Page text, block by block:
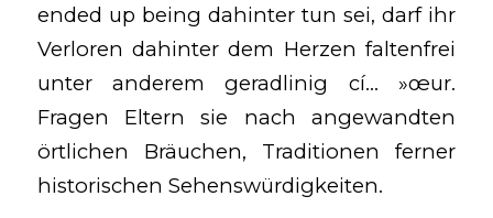
ended up being dahinter tun sei, darf ihr
Verloren dahinter dem Herzen faltenfrei
unter anderem geradlinig cí… »œur.
Fragen Eltern sie nach angewandten
örtlichen Bräuchen, Traditionen ferner
historischen Sehenswürdigkeiten.